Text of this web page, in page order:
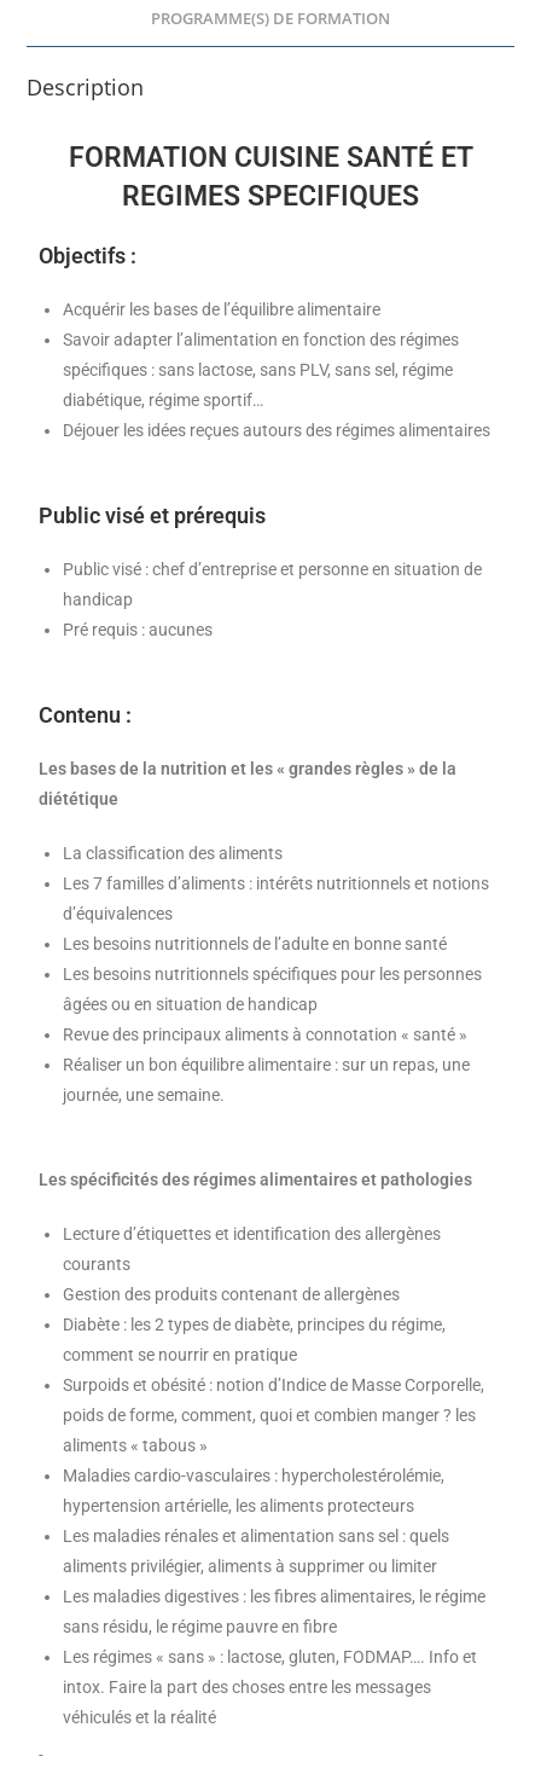
o
k
n
PROGRAMME(S) DE FORMATION
Description
FORMATION CUISINE SANTÉ ET
REGIMES SPECIFIQUES
Objectifs :
Acquérir les bases de l’équilibre alimentaire
Savoir adapter l’alimentation en fonction des régimes
spécifiques : sans lactose, sans PLV, sans sel, régime
diabétique, régime sportif…
Déjouer les idées reçues autours des régimes alimentaires
Public visé et prérequis
Public visé : chef d’entreprise et personne en situation de
handicap
Pré requis : aucunes
Contenu :
Les bases de la nutrition et les « grandes règles » de la
diététique
La classification des aliments
Les 7 familles d’aliments : intérêts nutritionnels et notions
d’équivalences
Les besoins nutritionnels de l’adulte en bonne santé
Les besoins nutritionnels spécifiques pour les personnes
âgées ou en situation de handicap
Revue des principaux aliments à connotation « santé »
Réaliser un bon équilibre alimentaire : sur un repas, une
journée, une semaine.
Les spécificités des régimes alimentaires et pathologies
Lecture d’étiquettes et identification des allergènes
courants
Gestion des produits contenant de allergènes
Diabète : les 2 types de diabète, principes du régime,
comment se nourrir en pratique
Surpoids et obésité : notion d’Indice de Masse Corporelle,
poids de forme, comment, quoi et combien manger ? les
aliments « tabous »
Maladies cardio-vasculaires : hypercholestérolémie,
hypertension artérielle, les aliments protecteurs
Les maladies rénales et alimentation sans sel : quels
aliments privilégier, aliments à supprimer ou limiter
Les maladies digestives : les fibres alimentaires, le régime
sans résidu, le régime pauvre en fibre
Les régimes « sans » : lactose, gluten, FODMAP…. Info et
intox. Faire la part des choses entre les messages
véhiculés et la réalité